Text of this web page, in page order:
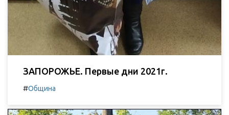
ЗАПОРОЖЬЕ. Первые дни 2021г.
#Община